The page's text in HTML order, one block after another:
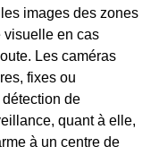
images des zones
visuelle en cas
Les caméras
fixes ou
de
quant à elle,
à un centre de